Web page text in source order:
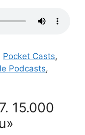
Pocket Casts,
Podcasts,
15.000